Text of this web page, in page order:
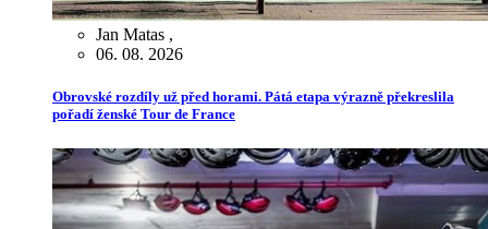
Jan Matas ,
06. 08. 2026
Obrovské rozdíly už před horami. Pátá etapa výrazně překreslila
pořadí ženské Tour de France